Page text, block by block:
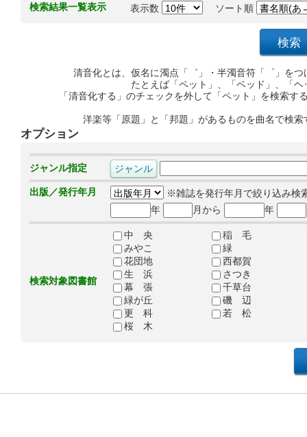
検索結果一覧表示 表示数 ソート順
清音化とは、仮名に濁点「゛」・半濁音符「゜」を
たとえば「ペット」、「ベッド」、「
「清音化する」のチェックを外して「ペット」を検索
洋楽等「原題」と「邦題」があるものを曲名で検
オプション
ジャンル指定
出版／発行年月
※雑誌を発行年月で絞り込み検
年
月から 年
検索対象図書館
中 央
稲 毛
みやこ
緑
花団地
西都賀
生 浜
さつき
幕 張
千草台
緑が丘
磯 辺
更 科
若 松
桜 木